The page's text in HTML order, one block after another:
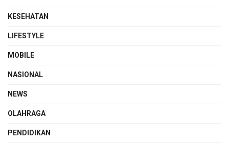
KESEHATAN
LIFESTYLE
MOBILE
NASIONAL
NEWS
OLAHRAGA
PENDIDIKAN